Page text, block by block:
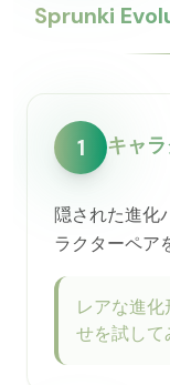
Sprunki
1 キャ
隠された進化
ラクターペア
レアな進
せを試して